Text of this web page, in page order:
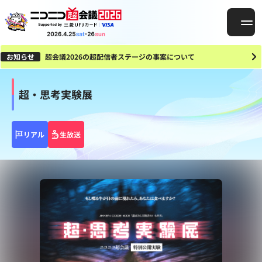
お知らせ 超会議2026の超配信者ステージの事案について
超・思考実験展
リアル 生放送